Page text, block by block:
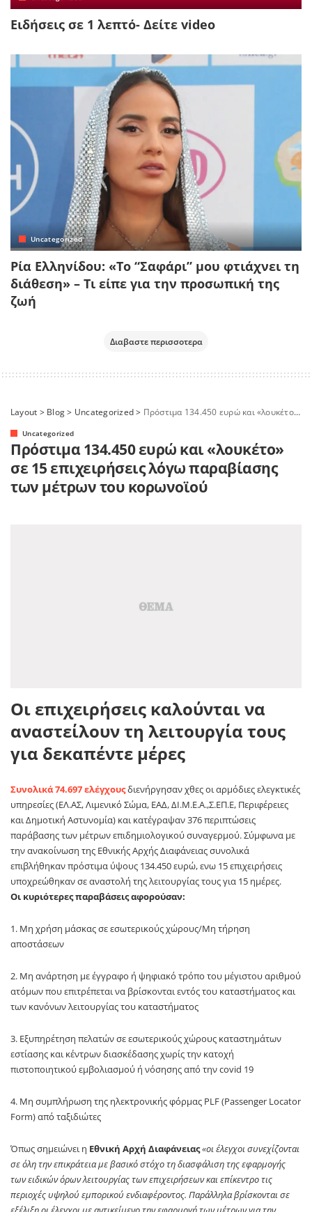
Ειδήσεις σε 1 λεπτό- Δείτε video
Uncategorized
Ρία Ελληνίδου: «Το “Σαφάρι” μου φτιάχνει τη
διάθεση» – Τι είπε για την προσωπική της
ζωή
Διαβαστε περισσοτερα
Layout > Blog> Uncategorized> Πρόστιμα 134.450 ευρώ και «λουκέτο» σε 15 επιχειρήσεις λόγω παραβίασης των μέτρων του κορωνοϊού
Uncategorized
Πρόστιμα 134.450 ευρώ και «λουκέτο»
σε 15 επιχειρήσεις λόγω παραβίασης
των μέτρων του κορωνοϊού
Οι επιχειρήσεις καλούνται να
αναστείλουν τη λειτουργία τους
για δεκαπέντε μέρες
Συνολικά 74.697 ελέγχουςδιενήργησαν χθες οι αρμόδιες ελεγκτικές
υπηρεσίες (ΕΛ.ΑΣ, Λιμενικό Σώμα, ΕΑΔ, ΔΙ.Μ.Ε.Α.,Σ.ΕΠ.Ε, Περιφέρειες
και Δημοτική Αστυνομία) και κατέγραψαν 376 περιπτώσεις
παράβασης των μέτρων επιδημιολογικού συναγερμού. Σύμφωνα με
την ανακοίνωση της Εθνικής Αρχής Διαφάνειας συνολικά
επιβλήθηκαν πρόστιμα ύψους 134.450 ευρώ, ενω 15 επιχειρήσεις
υποχρεώθηκαν σε αναστολή της λειτουργίας τους για 15 ημέρες.
Οι κυριότερες παραβάσεις αφορούσαν:
1. Μη χρήση μάσκας σε εσωτερικούς χώρους/Μη τήρηση
αποστάσεων
2. Μη ανάρτηση με έγγραφο ή ψηφιακό τρόπο του μέγιστου αριθμού
ατόμων που επιτρέπεται να βρίσκονται εντός του καταστήματος και
των κανόνων λειτουργίας του καταστήματος
3. Εξυπηρέτηση πελατών σε εσωτερικούς χώρους καταστημάτων
εστίασης και κέντρων διασκέδασης χωρίς την κατοχή
πιστοποιητικού εμβολιασμού ή νόσησης από την covid 19
4. Μη συμπλήρωση της ηλεκτρονικής φόρμας PLF (Passenger Locator
Form) από ταξιδιώτες
Όπως σημειώνει η Εθνική Αρχή Διαφάνειας«οι έλεγχοι συνεχίζονται
σε όλη την επικράτεια με βασικό στόχο τη διασφάλιση της εφαρμογής
των ειδικών όρων λειτουργίας των επιχειρήσεων και επίκεντρο τις
περιοχές υψηλού εμπορικού ενδιαφέροντος. Παράλληλα βρίσκονται σε